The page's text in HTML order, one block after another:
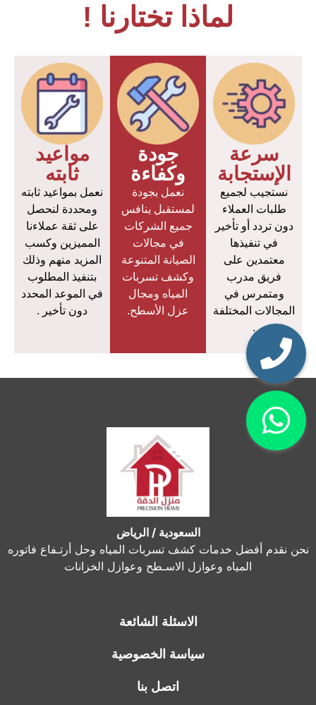
لماذا تختارنا !
سرعة
الإستجابة
نستجيب لجميع
طلبات العملاء
دون تردد أو تأخير
في تنفيذها
معتمدين على
فريق مدرب
ومتمرس في
المجالات المختلفة
.
جودة
وكفاءة
نعمل بجودة
لمستقبل ينافس
جميع الشركات
في مجالات
الصيانة المتنوعة
وكشف تسربات
المياه ومجال
عزل الأسطح.
مواعيد
ثابته
نعمل بمواعيد ثابته
ومحددة لنحصل
على ثقة عملاءنا
المميزين وكسب
المزيد منهم وذلك
بتنفيذ المطلوب
في الموعد المحدد
دون تأخير .
السعودية / الرياض
نحن نقدم أفضل خدمات كشف تسربات المياه وحل أرتـفاع فاتوره
المياه وعوازل الاسـطح وعوازل الخزانات
الاسئلة الشائعة
سياسة الخصوصية
اتصل بنا